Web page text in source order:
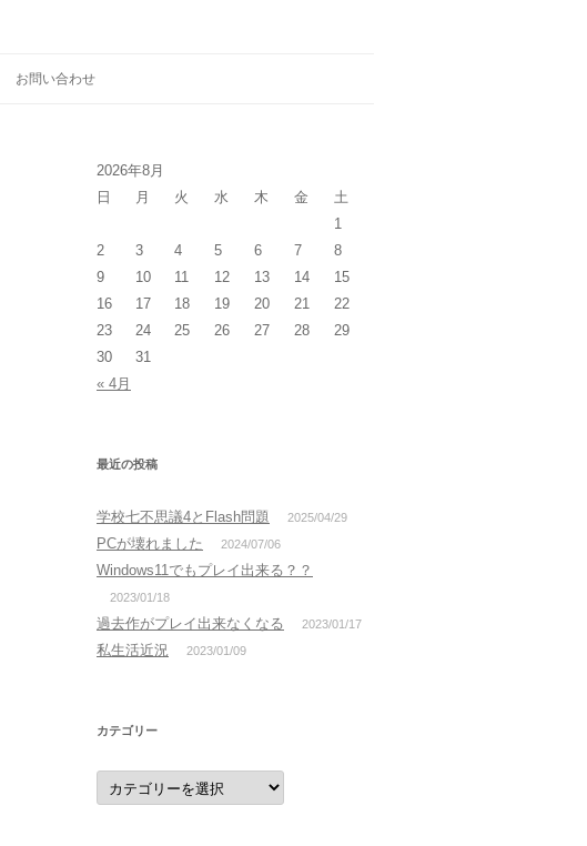
お問い合わせ
2026年8月
日
月 火 水 木 金
土
1
2
3 4 5 6 7
8
9
10 11 12 13 14
15
16
17 18 19 20 21
22
23
24 25 26 27 28
29
30
31
« 4月
最近の投稿
学校七不思議4とFlash問題 2025/04/29
PCが壊れました 2024/07/06
Windows11でもプレイ出来る？？
2023/01/18
過去作がプレイ出来なくなる 2023/01/17
私生活近況 2023/01/09
カテゴリー
カ
テ
ゴ